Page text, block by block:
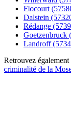
Flocourt
Dalstein
Rédange
Goetzenbruck
Landroff
Retrouvez également
criminalité de la